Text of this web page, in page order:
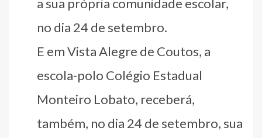
no dia 24 de setembro.
E em Vista Alegre de Coutos, a
escola-polo Colégio Estadual
Monteiro Lobato, receberá,
também, no dia 24 de setembro, sua